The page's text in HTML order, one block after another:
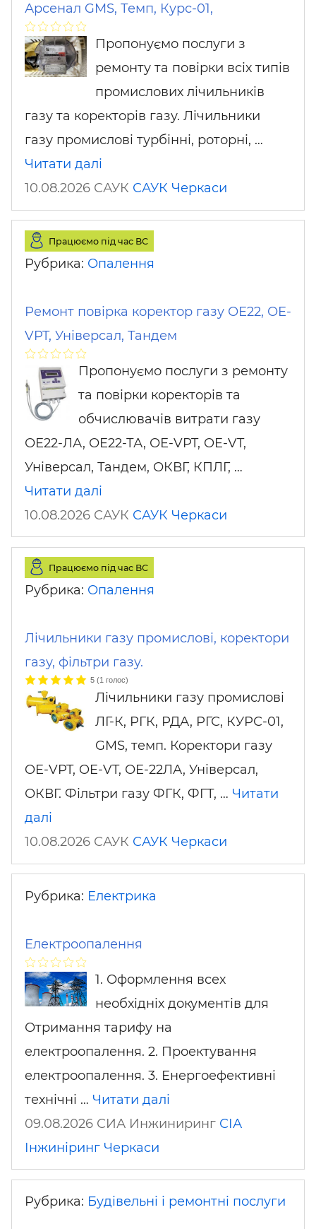
Арсенал GMS, Темп, Курс-01,
Пропонуємо послуги з
ремонту та повірки всіх типів
промислових лічильників
газу та коректорів газу. Лічильники
газу промислові турбінні, роторні, …
Читати далі
10.08.2026 САУК САУК Черкаси
Працюємо під час ВС
Рубрика: Опалення
Ремонт повірка коректор газу ОЕ22, ОЕ-
VPT, Універсал, Тандем
Пропонуємо послуги з ремонту
та повірки коректорів та
обчислювачів витрати газу
ОЕ22-ЛА, ОЕ22-ТА, ОЕ-VPT, OE-VT,
Універсал, Тандем, ОКВГ, КПЛГ, …
Читати далі
10.08.2026 САУК САУК Черкаси
Працюємо під час ВС
Рубрика: Опалення
Лічильники газу промислові, коректори
газу, фільтри газу.
5 (1 голос)
Лічильники газу промислові
ЛГ-К, РГК, РДА, РГС, КУРС-01,
GMS, темп. Коректори газу
OE-VPT, OE-VT, ОЕ-22ЛА, Універсал,
ОКВГ. Фільтри газу ФГК, ФГТ, … Читати
далі
10.08.2026 САУК САУК Черкаси
Рубрика: Електрика
Електроопалення
1. Оформлення всех
необхідніх документів для
Отримання тарифу на
електроопалення. 2. Проектування
електроопалення. 3. Енергоефективні
технічні … Читати далі
09.08.2026 СИА Инжиниринг СІА
Інжиніринг Черкаси
Рубрика: Будівельні і ремонтні послуги